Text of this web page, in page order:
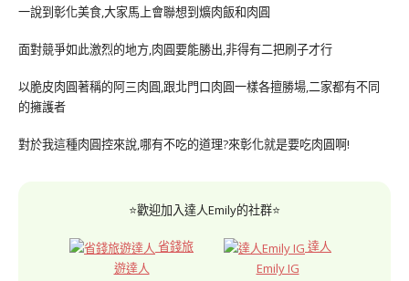
一說到彰化美食,大家馬上會聯想到爌肉飯和肉圓
面對競爭如此激烈的地方,肉圓要能勝出,非得有二把刷子才行
以脆皮肉圓著稱的阿三肉圓,跟北門口肉圓一樣各擅勝場,二家都有不同
的擁護者
對於我這種肉圓控來說,哪有不吃的道理?來彰化就是要吃肉圓啊!
⭐歡迎加入達人Emily的社群⭐
省錢旅
遊達人
達人
Emily IG